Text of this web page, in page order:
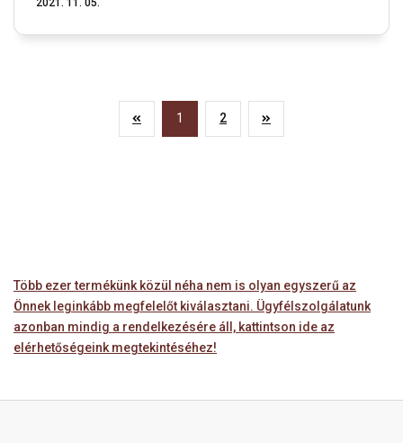
2021. 11. 05.
1 2
Több ezer termékünk közül néha nem is olyan egyszerű az
Önnek leginkább megfelelőt kiválasztani. Ügyfélszolgálatunk
azonban mindig a rendelkezésére áll, kattintson ide az
elérhetőségeink megtekintéséhez!